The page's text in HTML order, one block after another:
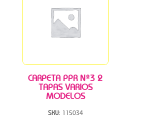
CARPETA PPR Nº3 2
TAPAS VARIOS
MODELOS
SKU: 115034